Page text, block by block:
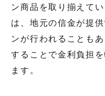
ン商品を取り揃えて
は、地元の信金が提
ンが行われることも
することで金利負担
ます。